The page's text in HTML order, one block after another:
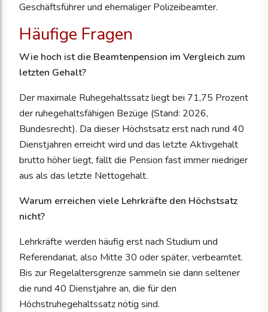
Geschäftsführer und ehemaliger Polizeibeamter.
Häufige Fragen
Wie hoch ist die Beamtenpension im Vergleich zum
letzten Gehalt?
Der maximale Ruhegehaltssatz liegt bei 71,75 Prozent
der ruhegehaltsfähigen Bezüge (Stand: 2026,
Bundesrecht). Da dieser Höchstsatz erst nach rund 40
Dienstjahren erreicht wird und das letzte Aktivgehalt
brutto höher liegt, fällt die Pension fast immer niedriger
aus als das letzte Nettogehalt.
Warum erreichen viele Lehrkräfte den Höchstsatz
nicht?
Lehrkräfte werden häufig erst nach Studium und
Referendariat, also Mitte 30 oder später, verbeamtet.
Bis zur Regelaltersgrenze sammeln sie dann seltener
die rund 40 Dienstjahre an, die für den
Höchstruhegehaltssatz nötig sind.